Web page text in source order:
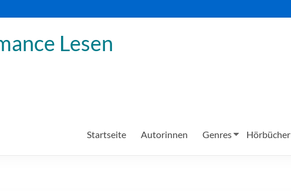
Lesen
Startseite Autorinnen Genres Hörbücher